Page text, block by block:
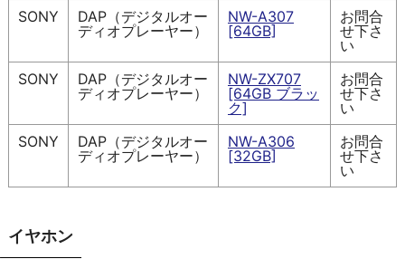
SONY
DAP（デジタルオー
ディオプレーヤー）
NW-A307
[64GB]
お問合
せ下さ
い
SONY
DAP（デジタルオー
ディオプレーヤー）
NW-ZX707
[64GB ブラッ
ク]
お問合
せ下さ
い
SONY
DAP（デジタルオー
ディオプレーヤー）
NW-A306
[32GB]
お問合
せ下さ
い
イヤホン